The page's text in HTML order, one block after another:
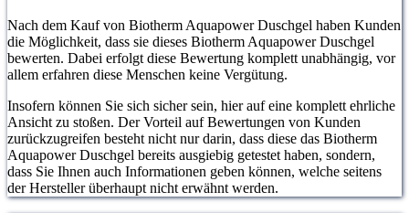
Nach dem Kauf von Biotherm Aquapower Duschgel haben Kunden
die Möglichkeit, dass sie dieses Biotherm Aquapower Duschgel
bewerten. Dabei erfolgt diese Bewertung komplett unabhängig, vor
allem erfahren diese Menschen keine Vergütung.
Insofern können Sie sich sicher sein, hier auf eine komplett ehrliche
Ansicht zu stoßen. Der Vorteil auf Bewertungen von Kunden
zurückzugreifen besteht nicht nur darin, dass diese das Biotherm
Aquapower Duschgel bereits ausgiebig getestet haben, sondern,
dass Sie Ihnen auch Informationen geben können, welche seitens
der Hersteller überhaupt nicht erwähnt werden.